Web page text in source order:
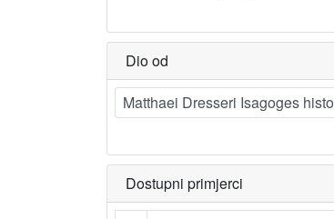
Dio od
Matthaei Dresseri Isagoges
Dostupni primjerci